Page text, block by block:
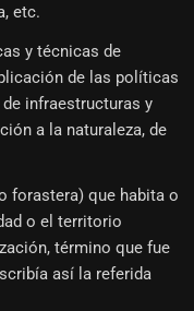
etc.
y técnicas de
de las políticas
infraestructuras y
a la naturaleza, de
forastera) que habita o
o el territorio
término que fue
así la referida